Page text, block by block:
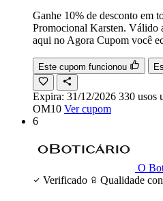
Ganhe 10% de desconto em
Promocional Karsten. Válido
aqui no Agora Cupom você
Este cupom funcionou
Expira: 31/12/2026 330 usos
OM10 Ver cupom
6
O
Verificado
Qualidade